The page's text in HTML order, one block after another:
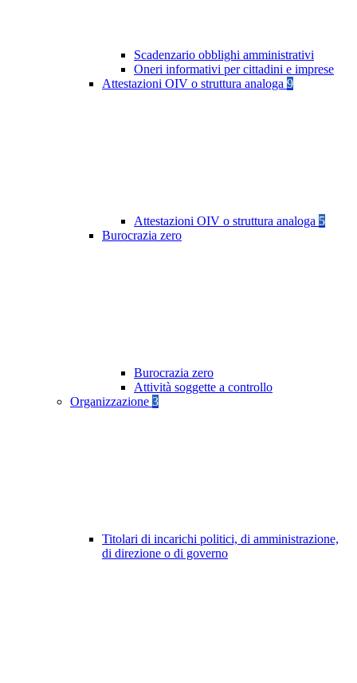
Scadenzario obblighi amministrativi
Oneri informativi per cittadini e imprese
Attestazioni OIV o struttura analoga 9
Attestazioni OIV o struttura analoga 5
Burocrazia zero
Burocrazia zero
Attività soggette a controllo
Organizzazione 3
Titolari di incarichi politici, di amministrazione,
di direzione o di governo